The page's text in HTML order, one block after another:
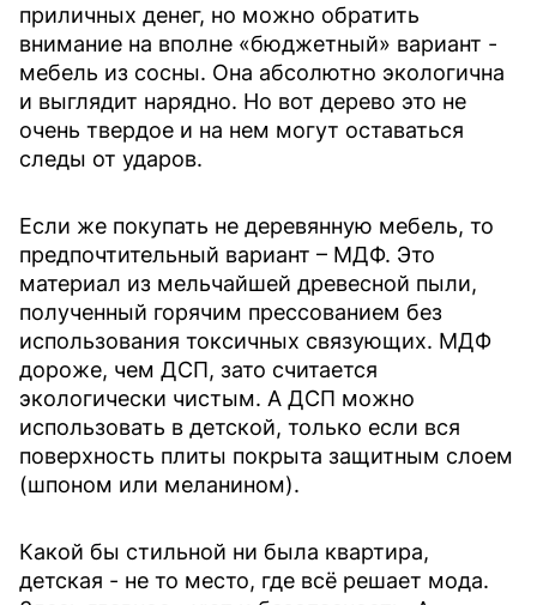
приличных денег, но можно обратить
внимание на вполне «бюджетный» вариант -
мебель из сосны. Она абсолютно экологична
и выглядит нарядно. Но вот дерево это не
очень твердое и на нем могут оставаться
следы от ударов.
Если же покупать не деревянную мебель, то
предпочтительный вариант – МДФ. Это
материал из мельчайшей древесной пыли,
полученный горячим прессованием без
использования токсичных связующих. МДФ
дороже, чем ДСП, зато считается
экологически чистым. А ДСП можно
использовать в детской, только если вся
поверхность плиты покрыта защитным слоем
(шпоном или меланином).
Какой бы стильной ни была квартира,
детская - не то место, где всё решает мода.